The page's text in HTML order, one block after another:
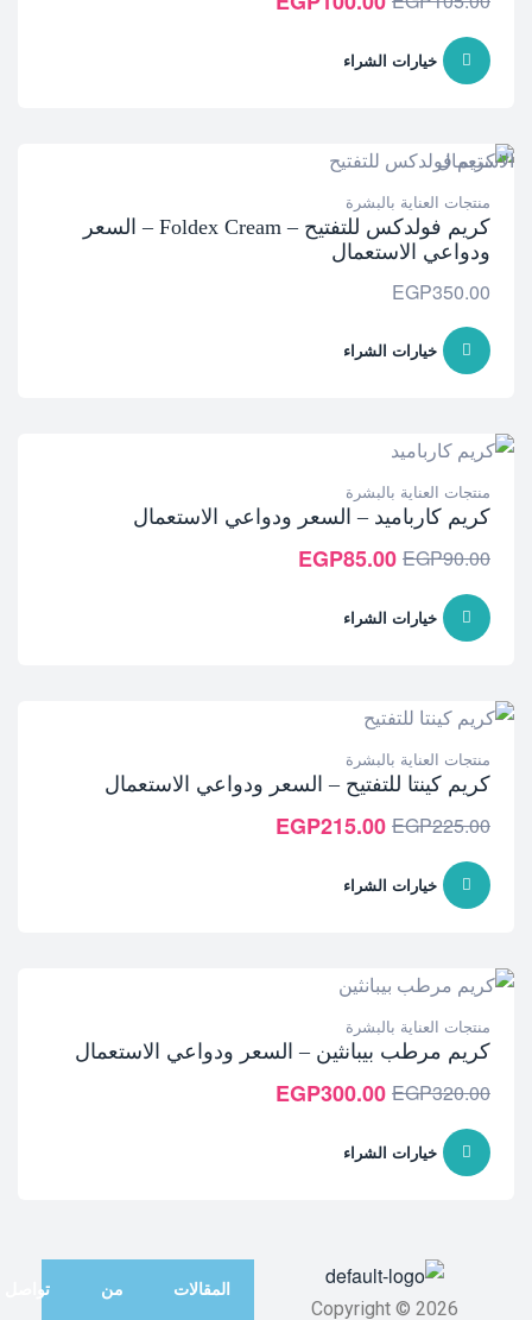
خيارات الشراء
منتجات العناية بالبشرة
كريم فولدكس للتفتيح – Foldex Cream – السعر
ودواعي الاستعمال
EGP350.00
خيارات الشراء
منتجات العناية بالبشرة
كريم كارباميد – السعر ودواعي الاستعمال
EGP90.00
EGP85.00
خيارات الشراء
منتجات العناية بالبشرة
كريم كينتا للتفتيح – السعر ودواعي الاستعمال
EGP225.00
EGP215.00
خيارات الشراء
منتجات العناية بالبشرة
كريم مرطب بيبانثين – السعر ودواعي الاستعمال
EGP320.00
EGP300.00
خيارات الشراء
Copyright © 2026
المقالات من تواصل